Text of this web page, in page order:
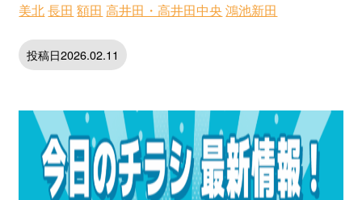
美北長田 額田 高井田・高井田中央 鴻池新田
投稿日2026.02.11